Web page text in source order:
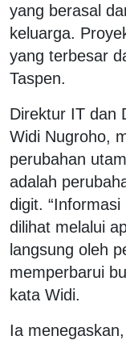
yang berasal
keluarga.
yang terbesar
Taspen.
Direktur IT dan
Widi Nugroho,
perubahan
adalah
digit.
dilihat melalui
langsung oleh
memperbarui
kata Widi.
Ia